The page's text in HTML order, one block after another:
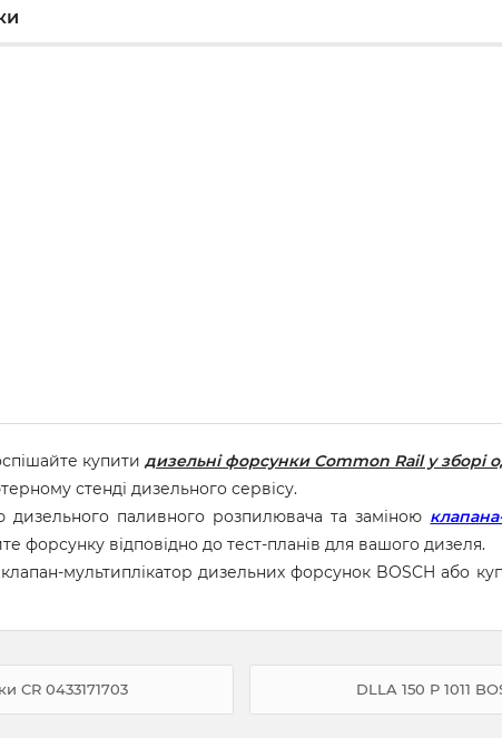
купити дизельні форсунки Common Rail у зборі
стенді дизельного сервісу.
паливного розпилювача та заміною
форсунку відповідно до тест-планів для вашого дизеля.
мультиплікатор дизельних форсунок BOSCH або
CR 0433171703 DLLA 150 P 1011